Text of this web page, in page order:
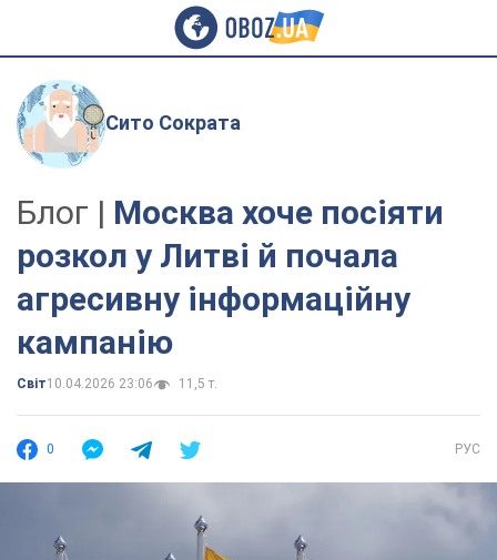
Сито Сократа
Блог | Москва хоче посіяти
розкол у Литві й почала
агресивну інформаційну
кампанію
Світ10.04.2026 23:06 11,5 т.
0 РУС